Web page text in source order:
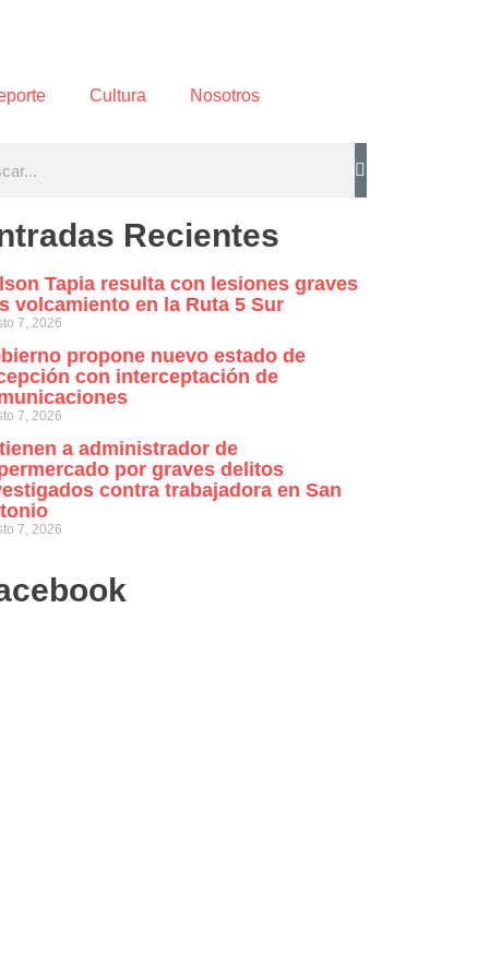
Cultura Nosotros
Recientes
Tapia resulta con lesiones graves
volcamiento en la Ruta 5 Sur
7, 2026
propone nuevo estado de
con interceptación de
7, 2026
a administrador de
por graves delitos
contra trabajadora en San
7, 2026